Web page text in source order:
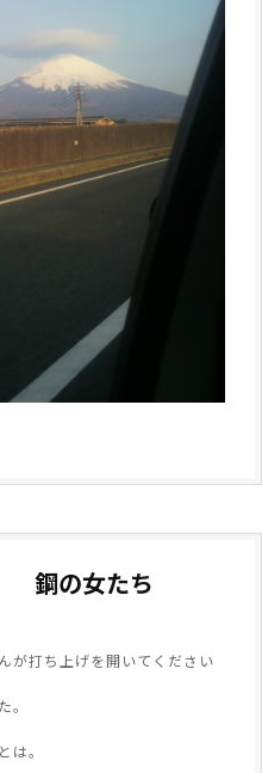
の女たち
が打ち上げを開いてください
。
は。